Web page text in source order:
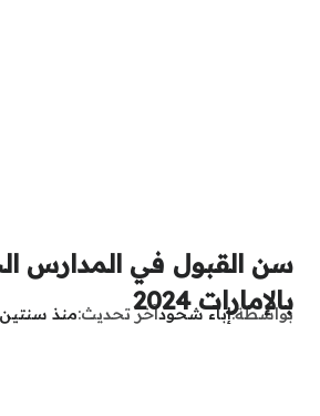
سن القبول في المدارس
بالإمارات 2024
بواسطةإباء شحودآخر تحديث منذ سنتين